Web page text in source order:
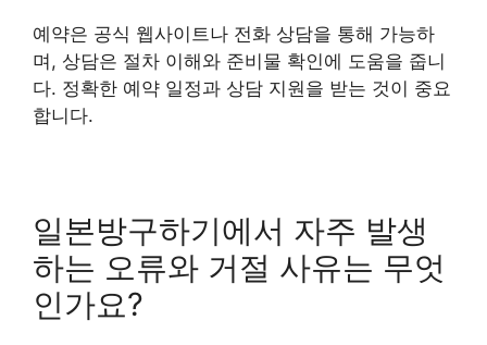
예약은 공식 웹사이트나 전화 상담을 통해 가능하
며, 상담은 절차 이해와 준비물 확인에 도움을 줍니
다. 정확한 예약 일정과 상담 지원을 받는 것이 중요
합니다.
일본방구하기에서 자주 발생
하는 오류와 거절 사유는 무엇
인가요?